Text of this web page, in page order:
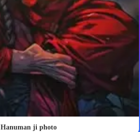
Hanuman ji photo